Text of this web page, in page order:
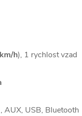
h), 1 rychlost vzad
AUX, USB, Bluetooth